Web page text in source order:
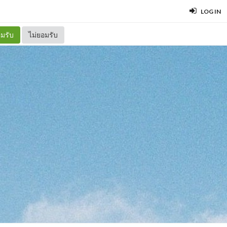
LOG IN
รับ ไม่ยอมรับ